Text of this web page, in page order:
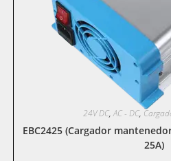
24V DC,AC - DC,
EBC2425 (Cargador
25A)